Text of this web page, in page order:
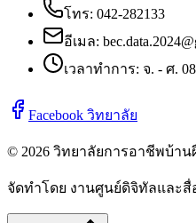
โทร: 042-282133
อีเมล:
เวลาทำการ: จ. - ศ.
Facebook วิทยาลัย
© 2026 วิทยาลัยการอาชีพบ้าน
จัดทำโดย งานศูนย์ดิจิทัลและสื่